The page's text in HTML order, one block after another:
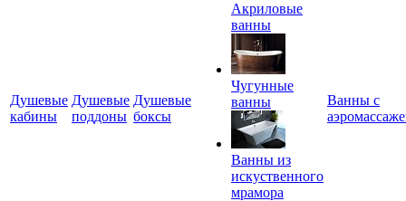
Душевые
кабины
Душевые
поддоны
Душевые
боксы
Акриловые
ванны
Чугунные
ванны
Ванны из
искуственного
мрамора
Ванны с